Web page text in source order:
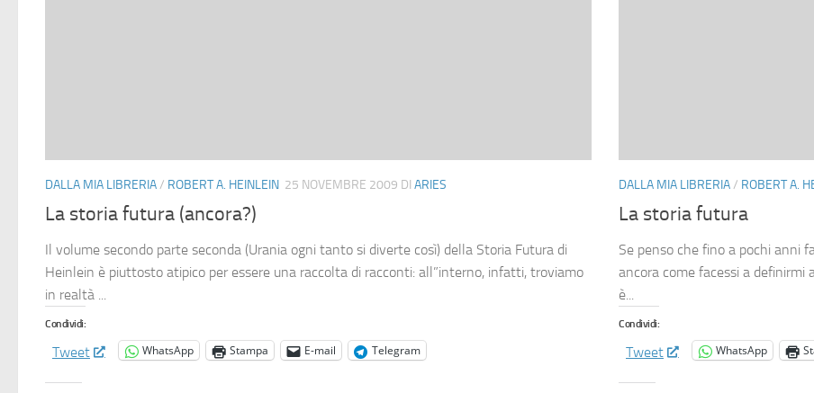
DALLA MIA LIBRERIA/ ROBERT A. HEINLEIN 25 NOVEMBRE 2009 DI ARIES
La storia futura (ancora?)
Il volume secondo parte seconda (Urania ogni tanto si diverte così) della Storia Futura di
Heinlein è piuttosto atipico per essere una raccolta di racconti: all”interno, infatti, troviamo
in realtà ...
Condividi:
Tweet WhatsApp Stampa E-mail Telegram
DALLA MIA LIBRERIA/ ROBERT A.
La storia futura
Se penso che fino a pochi anni
ancora come facessi a definirmi
è...
Condividi:
Tweet WhatsApp